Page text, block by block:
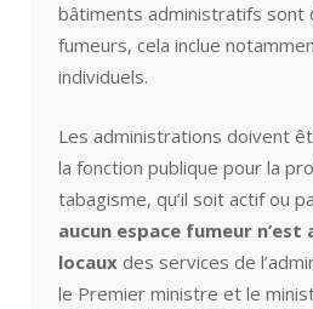
bâtiments administratifs sont
fumeurs, cela inclue
individuels.
Les administrations doivent
la fonction publique pour la
tabagisme, qu’il soit actif ou
aucun espace fumeur
locaux des services de
le Premier ministre et le